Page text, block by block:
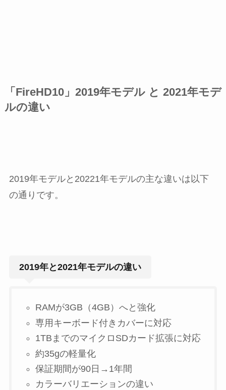
「FireHD10」2019年モデル と 2021年モデ
ルの違い
2019年モデルと20221年モデルの主な違いは以下
の通りです。
2019年と2021年モデルの違い
RAMが3GB（4GB）へと強化
専用キーボード付きカバーに対応
1TBまでのマイクロSDカード拡張に対応
約35gの軽量化
保証期間が90日→1年間
カラーバリエーションの違い